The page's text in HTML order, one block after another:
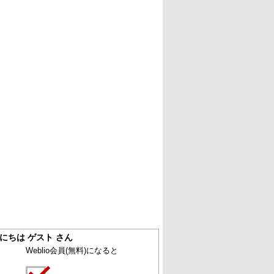
ちは ゲスト さん
Weblio会員(無料)になると